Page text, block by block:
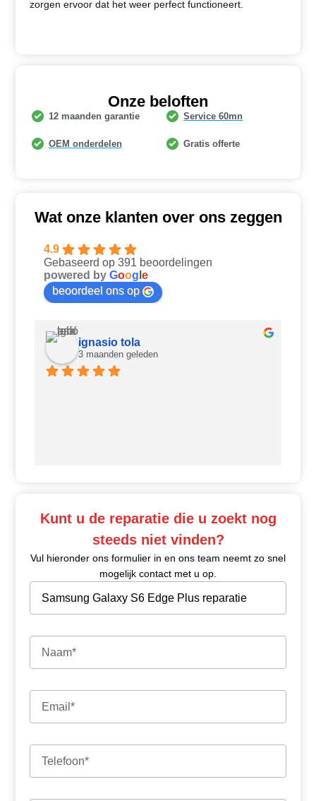
zorgen ervoor dat het weer perfect functioneert.
Onze beloften
12 maanden garantie Service 60mn
OEM onderdelen Gratis offerte
Wat onze klanten over ons zeggen
4.9
Gebaseerd op 391 beoordelingen
powered byGoog le
beoordeel ons op
ignasio tola
3 maanden geleden
Kunt u de reparatie die u zoekt nog
steeds niet vinden?
Vul hieronder ons formulier in en ons team neemt zo snel
mogelijk contact met u op.